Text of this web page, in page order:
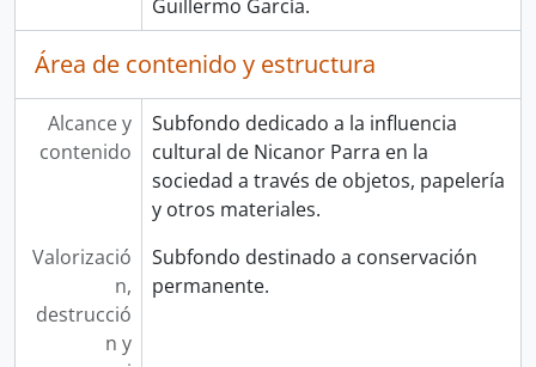
Guillermo García.
Área de contenido y estructura
Alcance y
contenido
Subfondo dedicado a la influencia
cultural de Nicanor Parra en la
sociedad a través de objetos, papelería
y otros materiales.
Valorizació
n,
destrucció
n y
Subfondo destinado a conservación
permanente.